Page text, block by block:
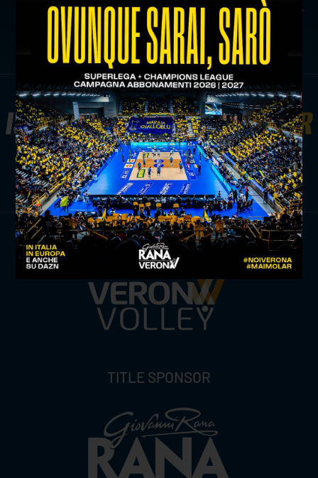
news prima squadra
ISCRIVITI ALLANEWSLETTER
ISCRIVITI ORA
TITLE SPONSOR